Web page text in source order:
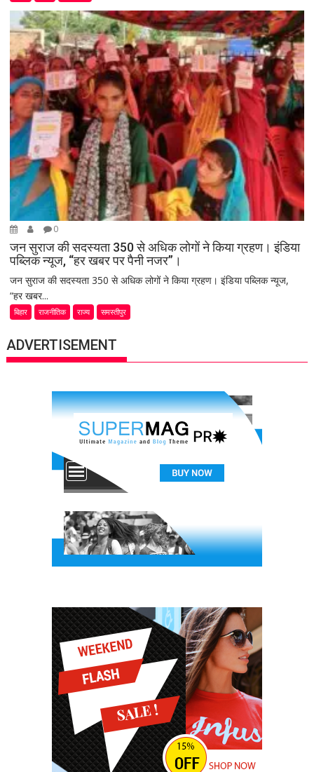
0
जन सुराज की सदस्यता 350 से अधिक लोगों ने किया ग्रहण। इंडिया
पब्लिक न्यूज, “हर खबर पर पैनी नजर”।
जन सुराज की सदस्यता 350 से अधिक लोगों ने किया ग्रहण। इंडिया पब्लिक न्यूज,
“हर खबर...
बिहार राजनीतिक राज्य समस्तीपुर
ADVERTISEMENT